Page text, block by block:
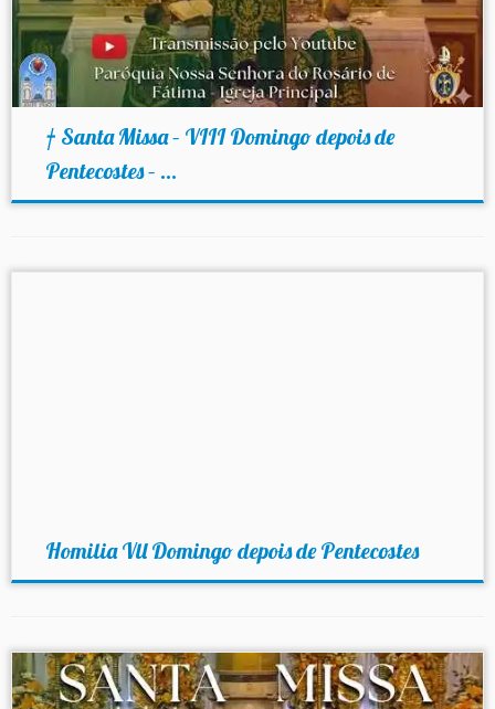
† Santa Missa – VIII Domingo depois de
Pentecostes – ...
Homilia Vll Domingo depois de Pentecostes